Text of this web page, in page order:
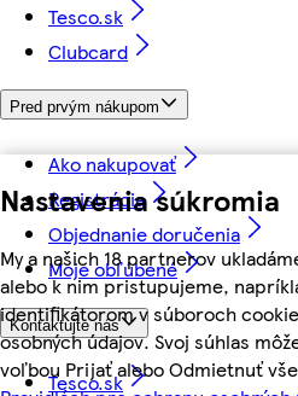
Nastavenia súkromia
My a našich 18 partnerov
alebo k nim pristupujeme,
identifikátorom v súboroch
osobných údajov. Svoj súhlas
voľbou Prijať alebo Odmietnuť
Tesco.sk
Clubcard
Pred prvým nákupom
Ako nakupovať
Registrácia
Objednanie doručenia
Moje obľúbené
Kontaktujte nás
Tesco.sk